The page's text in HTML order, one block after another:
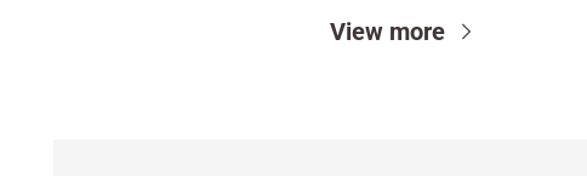
View more